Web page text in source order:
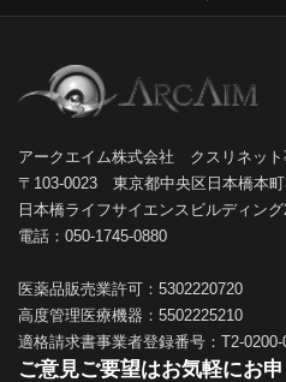
アークエイム株式会社 クスリネット
〒103-0023 東京都中央区日本橋本町
日本橋ライフサイエンスビルディン
電話：050-1745-0880
医薬品販売業許可：5302220720
高度管理医療機器：5502225210
適格請求書事業者登録番号：T2-0200-
ご意見ご要望はお気軽にお